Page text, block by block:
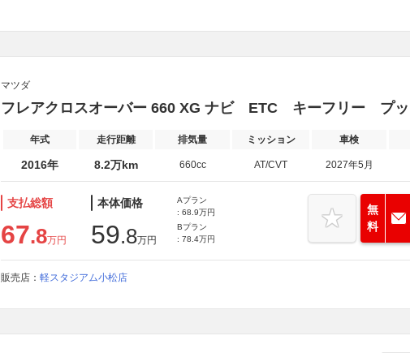
マツダ
フレアクロスオーバー 660 XG ナビ ETC キーフリー プッ
年式 走行距離 排気量 ミッション 車検
2016年 8.2万km 660cc AT/CVT 2027年5月
支払総額
67.8万円
本体価格
59.8万円
Aプラン
: 68.9万円
Bプラン
: 78.4万円
無
料
販売店： 軽スタジアム小松店